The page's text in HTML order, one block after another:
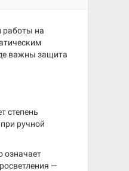
работы на
важны защита
степень
ручной
означает
—